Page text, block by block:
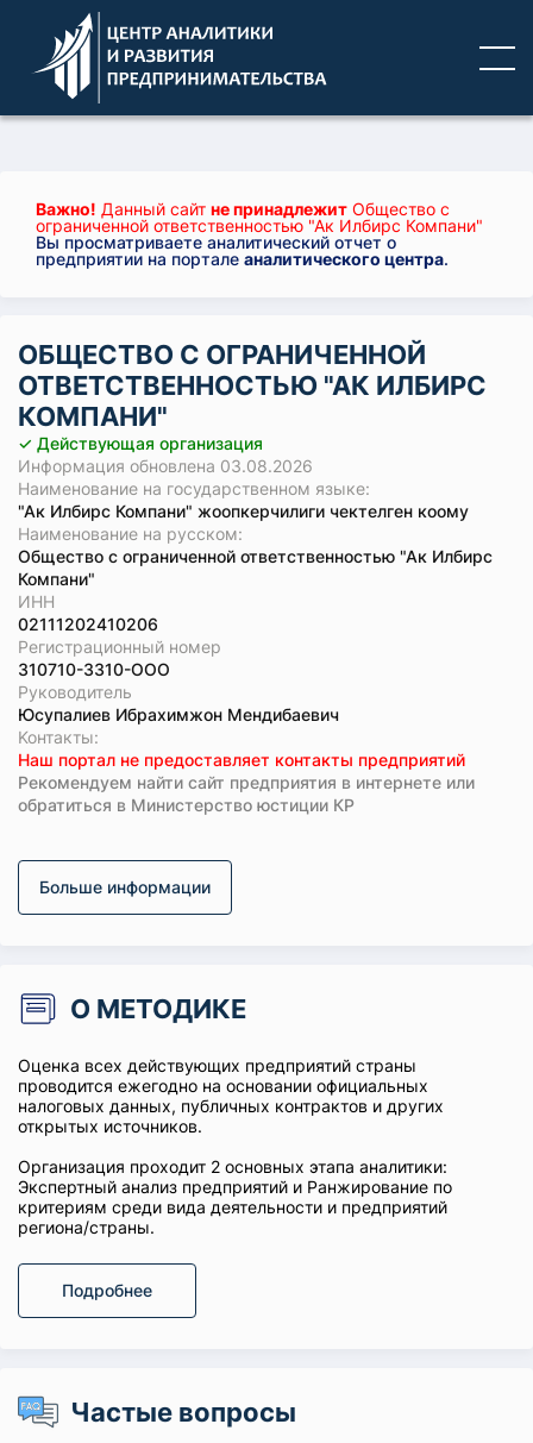
Важно! Данный сайт не принадлежит Общество с
ограниченной ответственностью "Ак Илбирс Компани"
Вы просматриваете аналитический отчет о
предприятии на портале аналитического центра.
ОБЩЕСТВО С ОГРАНИЧЕННОЙ
ОТВЕТСТВЕННОСТЬЮ "АК ИЛБИРС
КОМПАНИ"
✓ Действующая организация
Информация обновлена 03.08.2026
Наименование на государственном языке:
"Ак Илбирс Компани" жоопкерчилиги чектелген коому
Наименование на русском:
Общество с ограниченной ответственностью "Ак Илбирс
Компани"
ИНН
02111202410206
Регистрационный номер
310710-3310-ООО
Руководитель
Юсупалиев Ибрахимжон Мендибаевич
Koнтaкты:
Наш портал не предоставляет контакты предприятий
Рекомендуем найти сайт предприятия в интернете или
обратиться в Министерство юстиции КР
Больше информации
О МЕТОДИКЕ
Оценка всех действующих предприятий страны
проводится ежегодно на основании официальных
налоговых данных, публичных контрактов и других
открытых источников.
Организация проходит 2 основных этапа аналитики:
Экспертный анализ предприятий и Ранжирование по
критериям среди вида деятельности и предприятий
региона/страны.
Подробнее
Частые вопросы